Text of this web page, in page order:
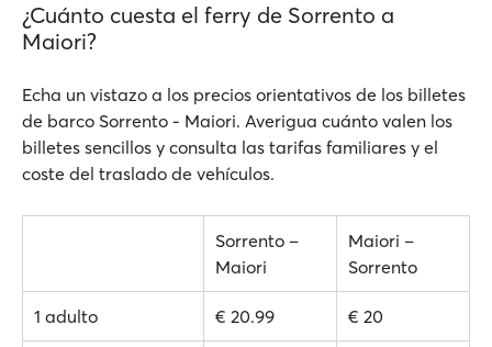
¿Cuánto cuesta el ferry de Sorrento a
Maiori?
Echa un vistazo a los precios orientativos de los billetes
de barco Sorrento - Maiori. Averigua cuánto valen los
billetes sencillos y consulta las tarifas familiares y el
coste del traslado de vehículos.
Sorrento –
Maiori
Maiori –
Sorrento
1 adulto € 20.99 € 20